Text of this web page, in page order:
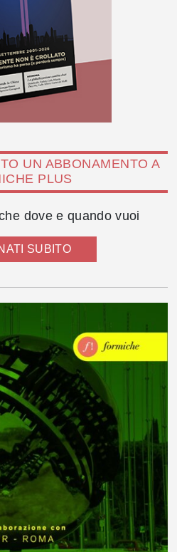
UN ABBONAMENTO A
PLUS
dove e quando vuoi
SUBITO